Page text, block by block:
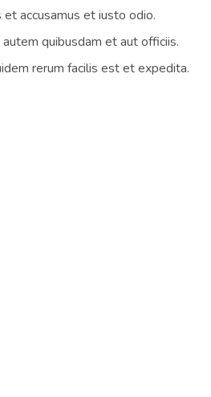
accusamus et iusto odio.
quibusdam et aut officiis.
rerum facilis est et expedita.